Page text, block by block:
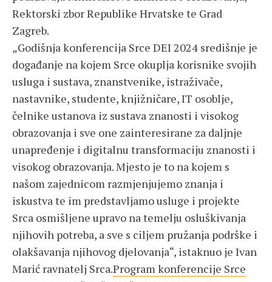
Rektorski zbor Republike Hrvatske te Grad
Zagreb.
„Godišnja konferencija Srce DEI 2024 središnje je
događanje na kojem Srce okuplja korisnike svojih
usluga i sustava, znanstvenike, istraživače,
nastavnike, studente, knjižničare, IT osoblje,
čelnike ustanova iz sustava znanosti i visokog
obrazovanja i sve one zainteresirane za daljnje
unapređenje i digitalnu transformaciju znanosti i
visokog obrazovanja. Mjesto je to na kojem s
našom zajednicom razmjenjujemo znanja i
iskustva te im predstavljamo usluge i projekte
Srca osmišljene upravo na temelju osluškivanja
njihovih potreba, a sve s ciljem pružanja podrške i
olakšavanja njihovog djelovanja“, istaknuo je Ivan
Marić ravnatelj Srca.Program konferencije Srce